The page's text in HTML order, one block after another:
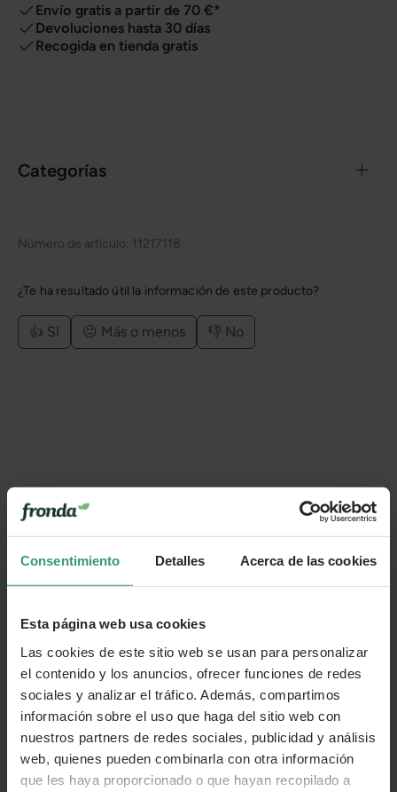
Consentimiento Detalles Acerca de las cookies
Esta página web usa cookies
Las cookies de este sitio web se usan para personalizar
el contenido y los anuncios, ofrecer funciones de redes
sociales y analizar el tráfico. Además, compartimos
información sobre el uso que haga del sitio web con
nuestros partners de redes sociales, publicidad y análisis
web, quienes pueden combinarla con otra información
que les haya proporcionado o que hayan recopilado a
Envío gratis a partir de 70 €*
Devoluciones hasta 30 días
Recogida en tienda gratis
Categorías
Número de artículo: 11217118
¿Te ha resultado útil la información de este producto?
👍 Sí 😐 Más o menos 👎 No